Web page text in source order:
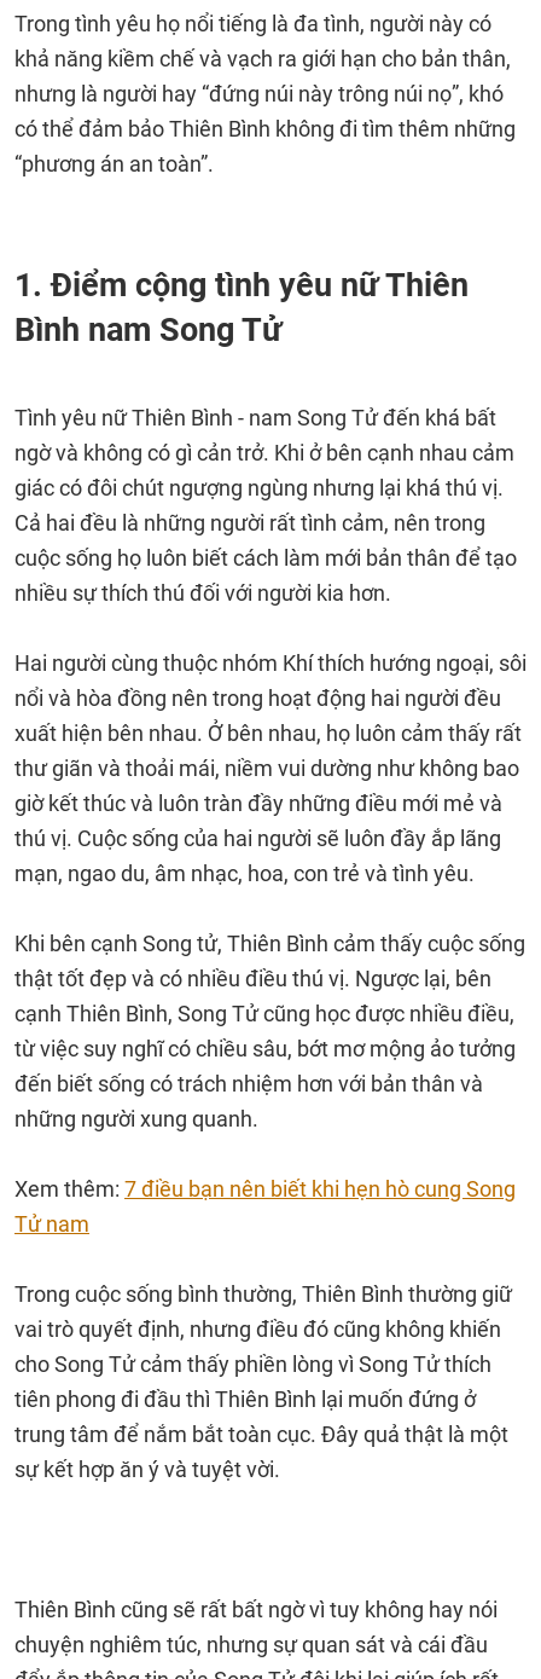
Trong tình yêu họ nổi tiếng là đa tình, người này có
khả năng kiềm chế và vạch ra giới hạn cho bản thân,
nhưng là người hay “đứng núi này trông núi nọ”, khó
có thể đảm bảo Thiên Bình không đi tìm thêm những
“phương án an toàn”.
1. Điểm cộng tình yêu nữ Thiên
Bình nam Song Tử
Tình yêu nữ Thiên Bình - nam Song Tử đến khá bất
ngờ và không có gì cản trở. Khi ở bên cạnh nhau cảm
giác có đôi chút ngượng ngùng nhưng lại khá thú vị.
Cả hai đều là những người rất tình cảm, nên trong
cuộc sống họ luôn biết cách làm mới bản thân để tạo
nhiều sự thích thú đối với người kia hơn.
Hai người cùng thuộc nhóm Khí thích hướng ngoại, sôi
nổi và hòa đồng nên trong hoạt động hai người đều
xuất hiện bên nhau. Ở bên nhau, họ luôn cảm thấy rất
thư giãn và thoải mái, niềm vui dường như không bao
giờ kết thúc và luôn tràn đầy những điều mới mẻ và
thú vị. Cuộc sống của hai người sẽ luôn đầy ắp lãng
mạn, ngao du, âm nhạc, hoa, con trẻ và tình yêu.
Khi bên cạnh Song tử, Thiên Bình cảm thấy cuộc sống
thật tốt đẹp và có nhiều điều thú vị. Ngược lại, bên
cạnh Thiên Bình, Song Tử cũng học được nhiều điều,
từ việc suy nghĩ có chiều sâu, bớt mơ mộng ảo tưởng
đến biết sống có trách nhiệm hơn với bản thân và
những người xung quanh.
Xem thêm: 7 điều bạn nên biết khi hẹn hò cung Song
Tử nam
Trong cuộc sống bình thường, Thiên Bình thường giữ
vai trò quyết định, nhưng điều đó cũng không khiến
cho Song Tử cảm thấy phiền lòng vì Song Tử thích
tiên phong đi đầu thì Thiên Bình lại muốn đứng ở
trung tâm để nắm bắt toàn cục. Đây quả thật là một
sự kết hợp ăn ý và tuyệt vời.
Thiên Bình cũng sẽ rất bất ngờ vì tuy không hay nói
chuyện nghiêm túc, nhưng sự quan sát và cái đầu